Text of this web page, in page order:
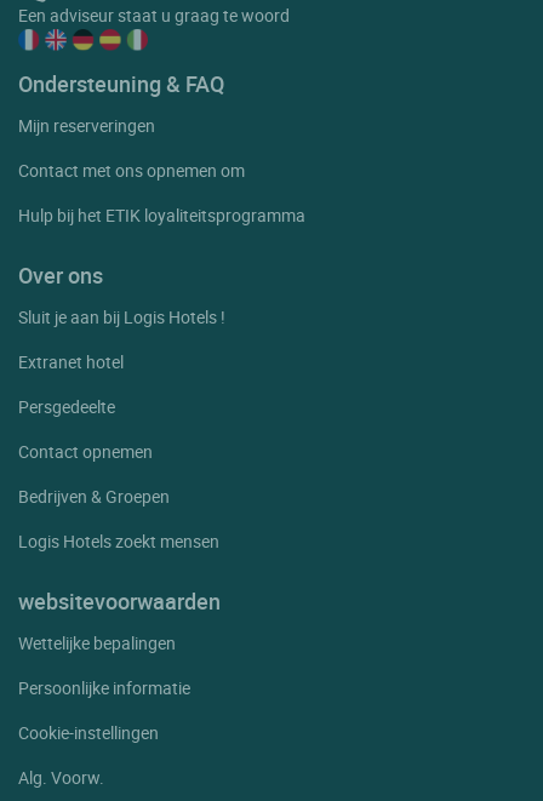
Een adviseur staat u graag te woord
Ondersteuning & FAQ
Mijn reserveringen
Contact met ons opnemen om
Hulp bij het ETIK loyaliteitsprogramma
Over ons
Sluit je aan bij Logis Hotels !
Extranet hotel
Persgedeelte
Contact opnemen
Bedrijven & Groepen
Logis Hotels zoekt mensen
websitevoorwaarden
Wettelijke bepalingen
Persoonlijke informatie
Cookie-instellingen
Alg. Voorw.